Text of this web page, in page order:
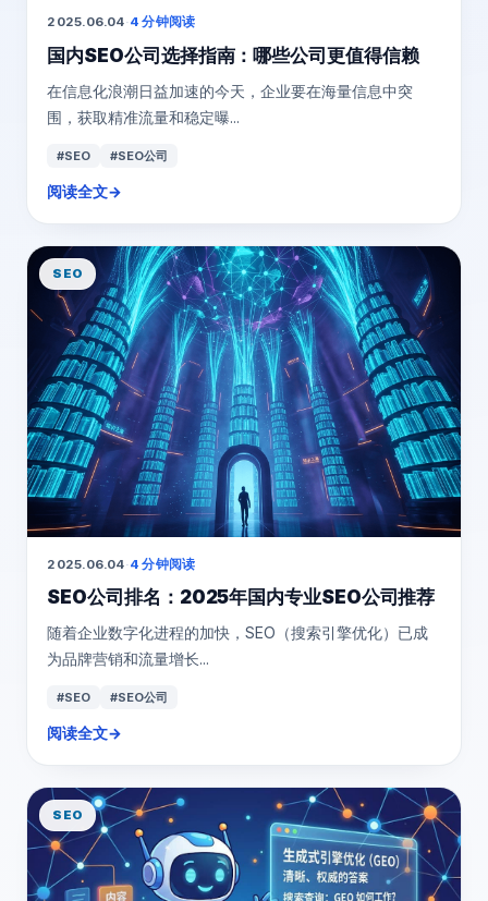
2025.06.04·4 分钟阅读
国内SEO公司选择指南：哪些公司更值得信赖
在信息化浪潮日益加速的今天，企业要在海量信息中突
围，获取精准流量和稳定曝...
#SEO #SEO公司
阅读全文→
SEO
2025.06.04·4 分钟阅读
SEO公司排名：2025年国内专业SEO公司推荐
随着企业数字化进程的加快，SEO（搜索引擎优化）已成
为品牌营销和流量增长...
#SEO #SEO公司
阅读全文→
SEO